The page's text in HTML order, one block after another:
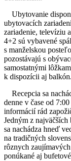
Ubytovanie
ubytovacích
zariadenie, televíziu
4+2 sú vybavené
s manželskou
pozostávajú s
samostatnými
k dispozícii aj balkón.
Recepcia sa
denne v čase od
informácií rád
Jedným z najväčších
sa nachádza hneď
na tradičných
rôznych
ponúkané aj